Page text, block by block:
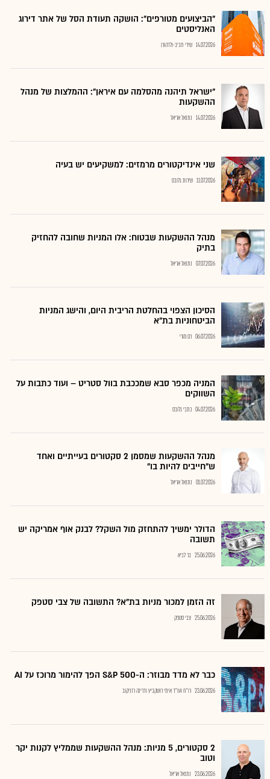
"הביצועים מטורפים": הושקה תעודת הסל של אתר דירוג
האנליסטים
14.07.2026 שירי חביב-ולדהורן
"ישראל תיהנה מהסלמה עם איראן": ההמלצות של מנהל
ההשקעות
14.07.2026 נתנאל אריאל
שני אינדיקטורים מרמזים: למשקיעים יש בעיה
11.07.2026 שירות גלובס
מנהל ההשקעות שבטוח: אלו המניות שחובה להחזיק
בתיק
07.07.2026 נתנאל אריאל
הסיכון הצפוי בהחלטת הריבית היום, והישג המניות
הביטחוניות בת"א
06.07.2026 רם מורי
המניה מכפר סבא שמככבת בוול סטריט – ועוד כתבות על
השווקים
04.07.2026 כתבי גלובס
מנהל ההשקעות שמסמן 2 סקטורים בעייתיים ואחד
ש"חייבים להיות בו"
01.07.2026 נתנאל אריאל
הדולר ימשיך להתחזק מול השקל? לבנק אוף אמריקה יש
תשובה
25.06.2026 בר לביא
זה הזמן למכור מניות בת"א? התשובה של צבי סטפק
25.06.2026 צבי סטפק
כבר לא מדד מבוזר: ה-S&P 500 הפך להימור מרוכז על AI
23.06.2026 רו"ח ועו"ד איתי רושקביץ ודרינה רזניקוב
2 סקטורים, 5 מניות: מנהל ההשקעות שממליץ לקנות יקר
וטוב
23.06.2026 נתנאל אריאל